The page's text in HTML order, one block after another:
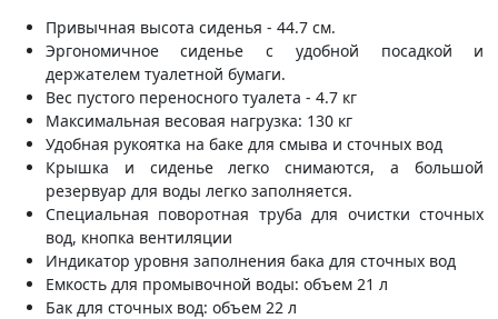
Привычная высота сиденья - 44.7 см.
Эргономичное сиденье с удобной посадкой и
держателем туалетной бумаги.
Вес пустого переносного туалета - 4.7 кг
Максимальная весовая нагрузка: 130 кг
Удобная рукоятка на баке для смыва и сточных вод
Крышка и сиденье легко снимаются, а большой
резервуар для воды легко заполняется.
Специальная поворотная труба для очистки сточных
вод, кнопка вентиляции
Индикатор уровня заполнения бака для сточных вод
Емкость для промывочной воды: объем 21 л
Бак для сточных вод: объем 22 л